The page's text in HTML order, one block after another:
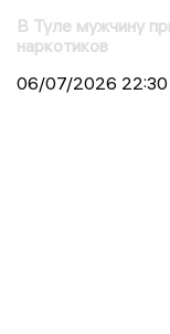
В Туле мужчину
наркотиков
06/07/2026 22:30